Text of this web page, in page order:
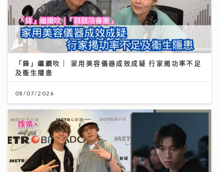
「鋒」繼續吹 | 家用美容儀器成效成疑 行家揭功率不足
及衞生隱患
08/07/2026